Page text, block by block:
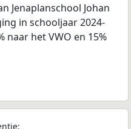
Jenaplanschool Johan
in schooljaar 2024-
naar het VWO en 15%